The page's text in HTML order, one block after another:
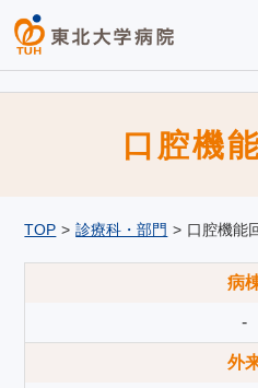
口腔機
TOP > 診療科・部門 > 口腔機能
病
-
外